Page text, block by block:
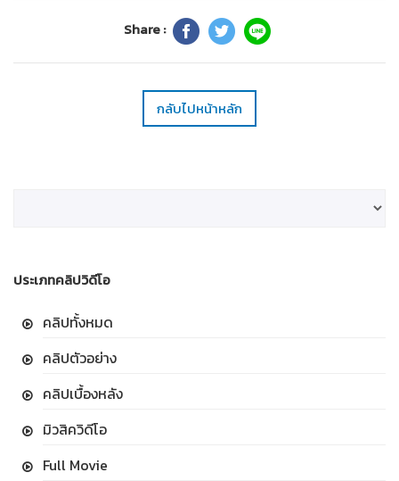
Share :
กลับไปหน้าหลัก
ประเภทคลิปวิดีโอ
คลิปทั้งหมด
คลิปตัวอย่าง
คลิปเบื้องหลัง
มิวสิควิดีโอ
Full Movie